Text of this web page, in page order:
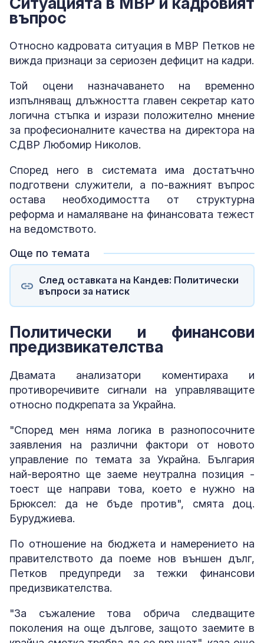
въпрос
Относно кадровата ситуация в МВР Петков не
вижда признаци за сериозен дефицит на кадри.
Той оцени назначаването на временно
изпълняващ длъжността главен секретар като
логична стъпка и изрази положително мнение
за професионалните качества на директора на
СДВР Любомир Николов.
Според него в системата има достатъчно
подготвени служители, а по-важният въпрос
остава необходимостта от структурна
реформа и намаляване на финансовата тежест
на ведомството.
Още по темата
След оставката на Кандев: Политически
въпроси за натиск
Политически и финансови
предизвикателства
Двамата анализатори коментираха и
противоречивите сигнали на управляващите
относно подкрепата за Украйна.
"Според мен няма логика в разнопосочните
заявления на различни фактори от новото
управление по темата за Украйна. България
най-вероятно ще заеме неутрална позиция -
тоест ще направи това, което е нужно на
Брюксел: да не бъде против", смята доц.
Буруджиева.
По отношение на бюджета и намерението на
правителството да поеме нов външен дълг,
Петков предупреди за тежки финансови
предизвикателства.
"За съжаление това обрича следващите
поколения на още дългове, защото заемите в